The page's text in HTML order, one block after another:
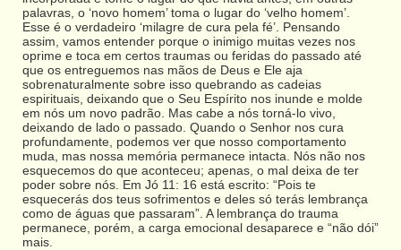
palavras, o ‘novo homem’ toma o lugar do ‘velho homem’.
Esse é o verdadeiro ‘milagre de cura pela fé’. Pensando
assim, vamos entender porque o inimigo muitas vezes nos
oprime e toca em certos traumas ou feridas do passado até
que os entreguemos nas mãos de Deus e Ele aja
sobrenaturalmente sobre isso quebrando as cadeias
espirituais, deixando que o Seu Espírito nos inunde e molde
em nós um novo padrão. Mas cabe a nós torná-lo vivo,
deixando de lado o passado. Quando o Senhor nos cura
profundamente, podemos ver que nosso comportamento
muda, mas nossa memória permanece intacta. Nós não nos
esquecemos do que aconteceu; apenas, o mal deixa de ter
poder sobre nós. Em Jó 11: 16 está escrito: “Pois te
esquecerás dos teus sofrimentos e deles só terás lembrança
como de águas que passaram”. A lembrança do trauma
permanece, porém, a carga emocional desaparece e “não dói”
mais.